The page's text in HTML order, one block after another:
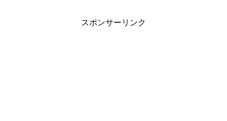
スポンサーリンク